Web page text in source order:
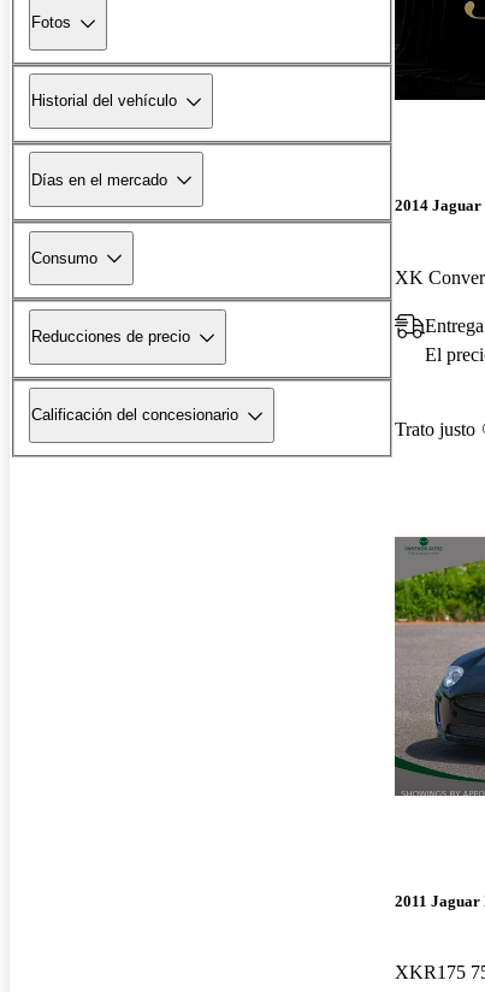
Fotos
Historial del vehículo
Días en el mercado
Consumo
Reducciones de precio
Calificación del concesionario
2014 Jaguar
XK
El
Trato justo
2011 Jaguar